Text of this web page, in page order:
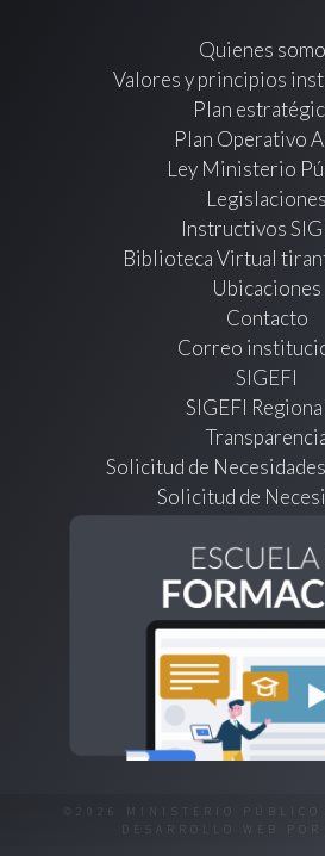
Quienes
Valores y principios
Plan
Plan Operativo
Ley Ministerio
Legislaciones
Instructivos
Biblioteca Virtual
Ubicaciones
Contacto
Correo
SIGEFI
SIGEFI
Solicitud de
Solicitud de
©2026 MINISTERIO PÚBLICO
DESARROLLO WEB POR